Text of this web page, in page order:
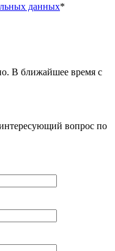
данных*
В ближайшее время с
вопрос по